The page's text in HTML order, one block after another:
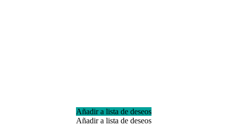
Añadir a lista de deseos
Añadir a lista de deseos